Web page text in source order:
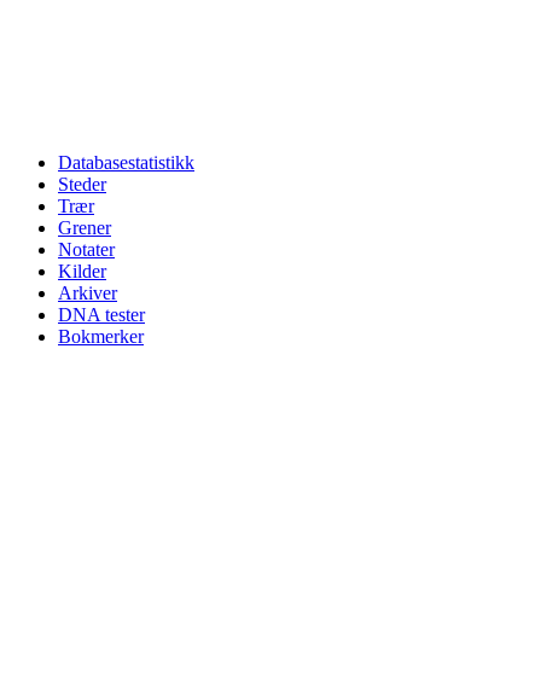
Databasestatistikk
Steder
Trær
Grener
Notater
Kilder
Arkiver
DNA tester
Bokmerker